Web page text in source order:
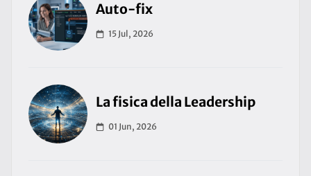
Auto-fix
15 Jul, 2026
La fisica della Leadership
01 Jun, 2026